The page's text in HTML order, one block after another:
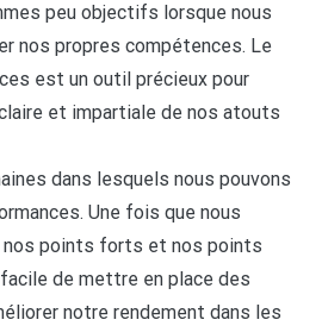
peu objectifs lorsque nous
nos propres compétences. Le
est un outil précieux pour
et impartiale de nos atouts
dans lesquels nous pouvons
Une fois que nous
nos points forts et nos points
de mettre en place des
notre rendement dans les